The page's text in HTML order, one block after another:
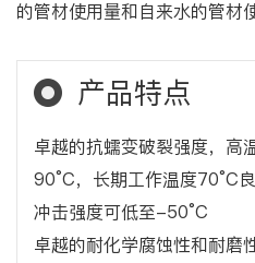
的管材使用量和自来水的管材
产品特点
卓越的抗蠕变破裂强度，高
90°C，长期工作温度70°C
冲击强度可低至-50°C
卓越的耐化学腐蚀性和耐磨